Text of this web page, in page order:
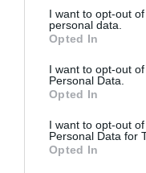
not limited to your visit
grant or deny consent
use your data for
consent section.
I want to opt-out
personal data.
Opted In
I want to opt-out
Personal Data.
Opted In
I want to opt-out
Personal Data for
Opted In